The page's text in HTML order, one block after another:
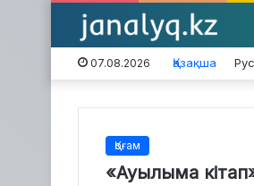
07.08.2026 Қазақша
Қоғам
«Ауылыма